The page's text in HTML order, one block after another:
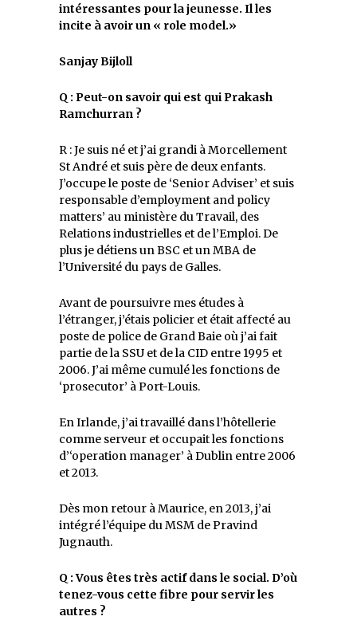
intéressantes pour la jeunesse. Il les
incite à avoir un « role model.»
Sanjay Bijloll
Q : Peut-on savoir qui est qui Prakash
Ramchurran ?
R : Je suis né et j’ai grandi à Morcellement
St André et suis père de deux enfants.
J’occupe le poste de ‘Senior Adviser’ et suis
responsable d’employment and policy
matters’ au ministère du Travail, des
Relations industrielles et de l’Emploi. De
plus je détiens un BSC et un MBA de
l’Université du pays de Galles.
Avant de poursuivre mes études à
l’étranger, j’étais policier et était affecté au
poste de police de Grand Baie où j’ai fait
partie de la SSU et de la CID entre 1995 et
2006. J’ai même cumulé les fonctions de
‘prosecutor’ à Port-Louis.
En Irlande, j’ai travaillé dans l’hôtellerie
comme serveur et occupait les fonctions
d’‘operation manager’ à Dublin entre 2006
et 2013.
Dès mon retour à Maurice, en 2013, j’ai
intégré l’équipe du MSM de Pravind
Jugnauth.
Q : Vous êtes très actif dans le social. D’où
tenez-vous cette fibre pour servir les
autres ?